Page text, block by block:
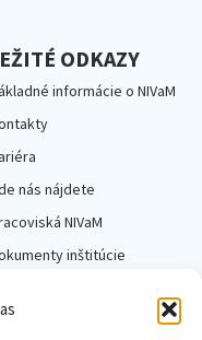
ODKAZY
informácie o NIVaM
nás nájdete
NIVaM
inštitúcie